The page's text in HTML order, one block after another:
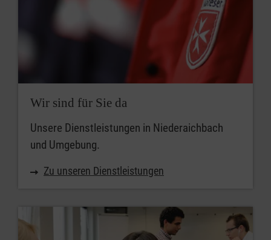
Wir sind für Sie da
Unsere Dienstleistungen in Niederaichbach
und Umgebung.
Zu unseren Dienstleistungen